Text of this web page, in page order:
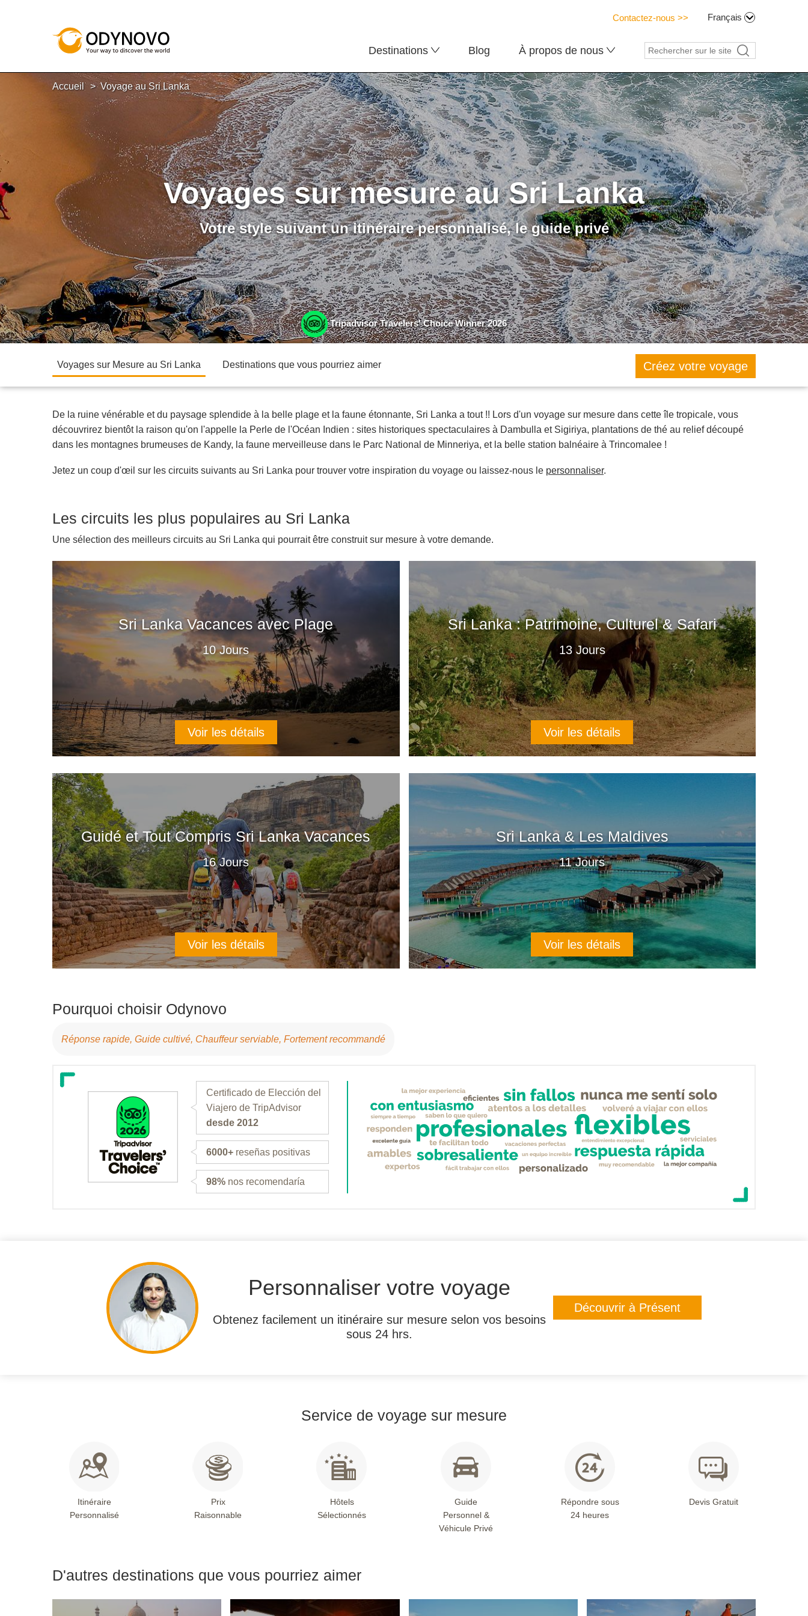
Contactez-nous >>
Destinations Blog À propos de nous
Français
Accueil Voyage au Sri Lanka
Tripadvisor Travelers' Choice Winner 2026
Voyages sur mesure au Sri Lanka
Votre style suivant un itinéraire personnalisé, le guide privé
Voyages sur Mesure au Sri Lanka Destinations que vous pourriez aimer Créez votre voyage
De la ruine vénérable et du paysage splendide à la belle plage et la faune étonnante, Sri Lanka a tout !! Lors d'un voyage sur mesure dans cette île tropicale, vous
découvrirez bientôt la raison qu'on l'appelle la Perle de l'Océan Indien : sites historiques spectaculaires à Dambulla et Sigiriya, plantations de thé au relief découpé
dans les montagnes brumeuses de Kandy, la faune merveilleuse dans le Parc National de Minneriya, et la belle station balnéaire à Trincomalee !
Jetez un coup d'œil sur les circuits suivants au Sri Lanka pour trouver votre inspiration du voyage ou laissez-nous le personnaliser.
Les circuits les plus populaires au Sri Lanka
Une sélection des meilleurs circuits au Sri Lanka qui pourrait être construit sur mesure à votre demande.
Voir les détails
Sri Lanka Vacances avec Plage
10 Jours
Voir les détails
Sri Lanka : Patrimoine, Culturel & Safari
13 Jours
Voir les détails
Guidé et Tout Compris Sri Lanka Vacances
16 Jours
Voir les détails
Sri Lanka & Les Maldives
11 Jours
Pourquoi choisir Odynovo
Réponse rapide, Guide cultivé, Chauffeur serviable, Fortement recommandé
Certificado de Elección del
Viajero de TripAdvisor
desde 2012
6000+reseñas positivas
98%nos recomendaría
Personnaliser votre voyage
Obtenez facilement un itinéraire sur mesure selon vos besoins
sous 24 hrs.
Découvrir à Présent
Service de voyage sur mesure
Itinéraire
Personnalisé
Prix
Raisonnable
Hôtels
Sélectionnés
Guide
Personnel &
Véhicule Privé
Répondre sous
24 heures
Devis Gratuit
D'autres destinations que vous pourriez aimer